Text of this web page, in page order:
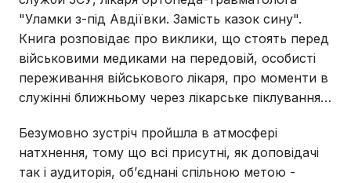
"Уламки з-під Авдіївки. Замість казок сину".
Книга розповідає про виклики, що стоять перед
військовими медиками на передовій, особисті
переживання військового лікаря, про моменти в
служінні ближньому через лікарське піклування…
Безумовно зустріч пройшла в атмосфері
натхнення, тому що всі присутні, як доповідачі
так і аудиторія, обʼєднані спільною метою -